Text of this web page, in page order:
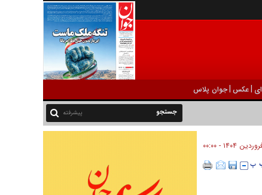
|عکس |جوان پلاس
پیشرفته